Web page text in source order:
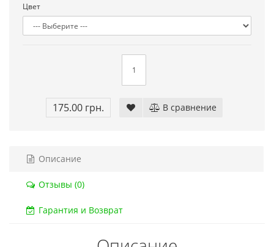
Сега Мега Драйв 2 (ОРИГИНАЛЬНОЕ
Код товара:832
79 отзывов
Сега МД 1 HD
Цвет
175.00 грн. В сравнение
Описание
Отзывы (0)
Гарантия и Возврат